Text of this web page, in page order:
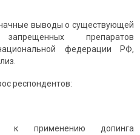
выводы о существующей
препаратов
федерации РФ,
респондентов:
применению допинга